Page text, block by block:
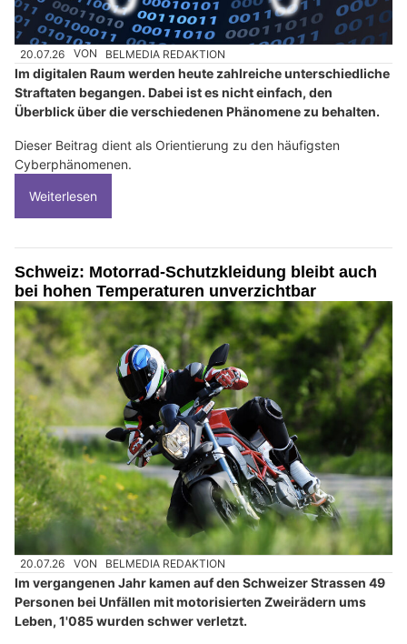
20.07.26 VON BELMEDIA REDAKTION
Im digitalen Raum werden heute zahlreiche unterschiedliche
Straftaten begangen. Dabei ist es nicht einfach, den
Überblick über die verschiedenen Phänomene zu behalten.
Dieser Beitrag dient als Orientierung zu den häufigsten
Cyberphänomenen.
Weiterlesen
Schweiz: Motorrad-Schutzkleidung bleibt auch
bei hohen Temperaturen unverzichtbar
20.07.26 VON BELMEDIA REDAKTION
Im vergangenen Jahr kamen auf den Schweizer Strassen 49
Personen bei Unfällen mit motorisierten Zweirädern ums
Leben, 1'085 wurden schwer verletzt.